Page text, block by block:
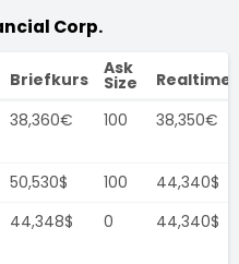
Corp.
Briefkurs
Ask
Size
38,360€ 100 38,350€
50,530$ 100
44,340$
44,348$ 0 44,340$